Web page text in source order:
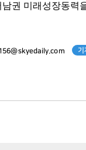
박진영
단독주택
권 미래성장동력
기